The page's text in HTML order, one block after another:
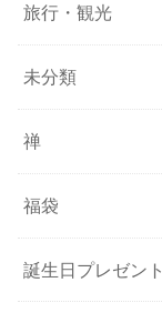
旅行・観光
未分類
禅
福袋
誕生日プレゼント